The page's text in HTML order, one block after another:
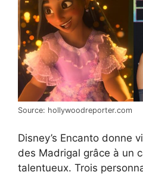
Source: hollywoodreporter.com
Disney’s Encanto donne
des Madrigal grâce à un
talentueux. Trois